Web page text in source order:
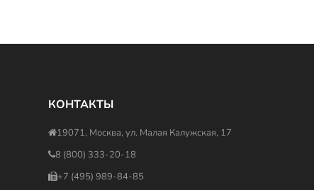
КОНТАКТЫ
19071, Москва, ул. Малая Калужская, 17
8 (800) 333-20-18
+7 (495) 989-84-85